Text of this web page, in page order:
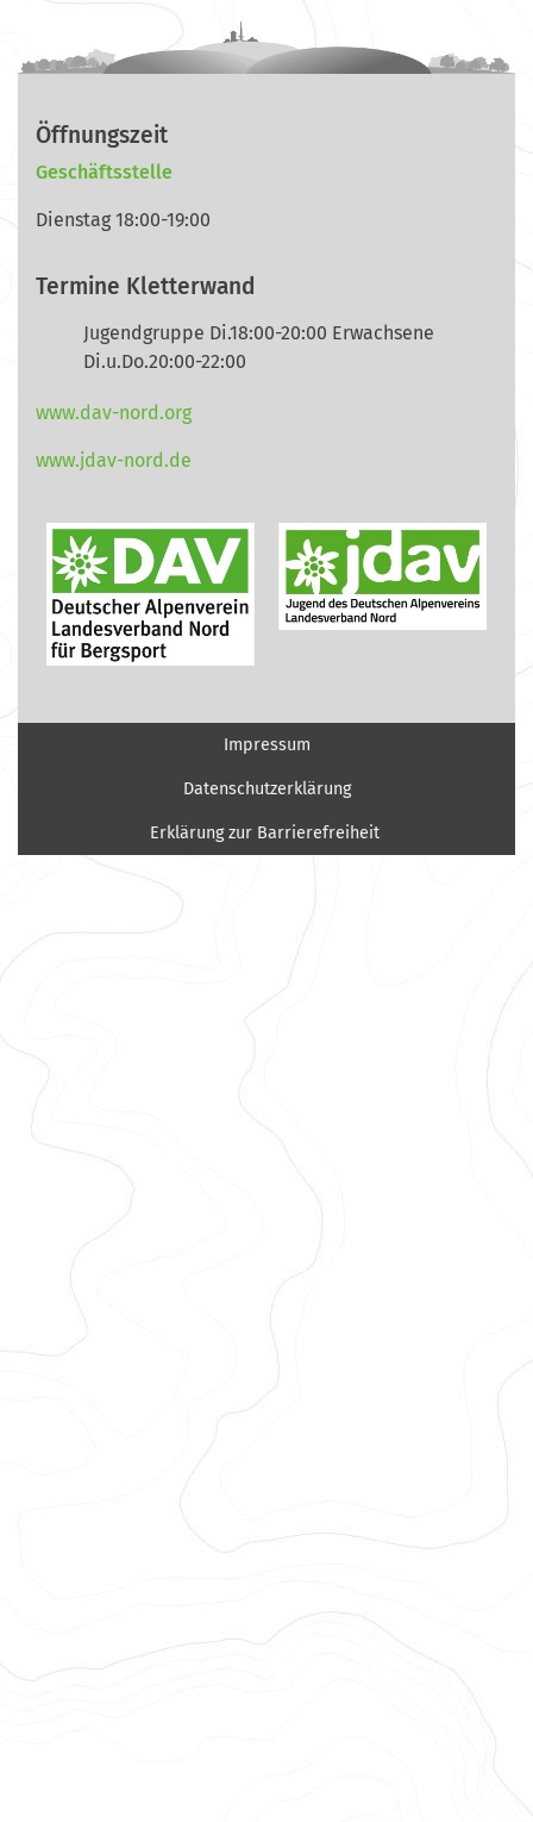
Öffnungszeit
Geschäftsstelle
Dienstag 18:00-19:00
Termine Kletterwand
Jugendgruppe Di.18:00-20:00 Erwachsene
Di.u.Do.20:00-22:00
www.dav-nord.org
www.jdav-nord.de
Impressum
Datenschutzerklärung
Erklärung zur Barrierefreiheit